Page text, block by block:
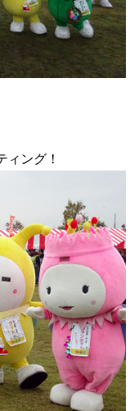
ィング！